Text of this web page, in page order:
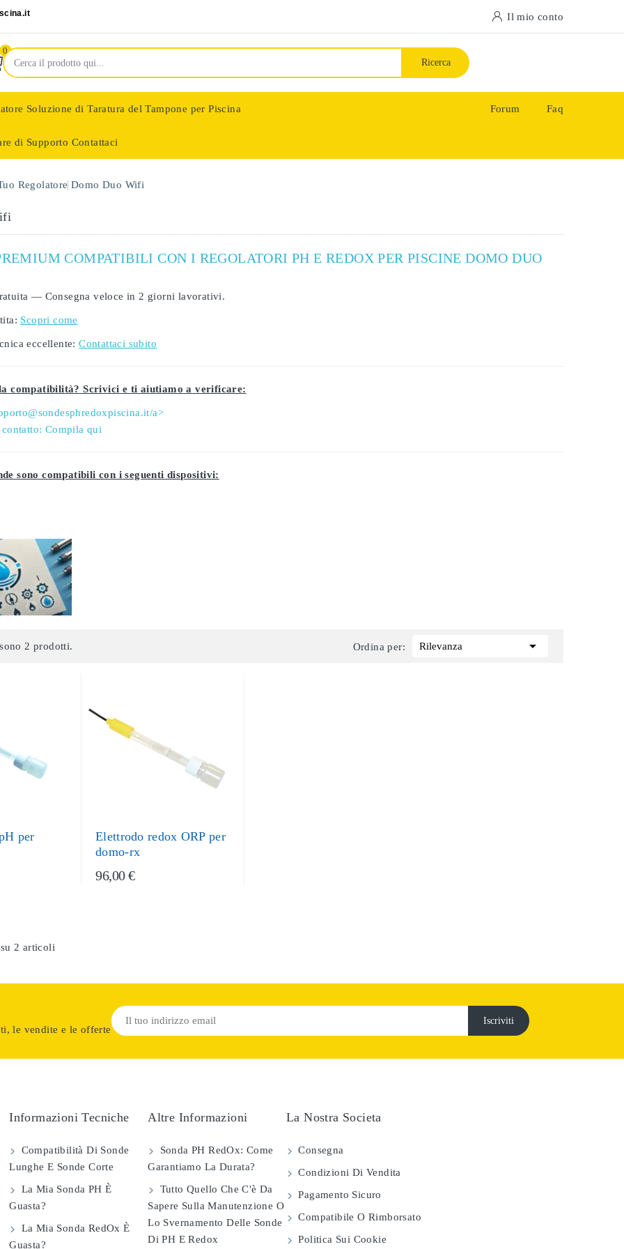
Il mio conto
0
Ricerca
Soluzione di Taratura del Tampone per Piscina
di Supporto Contattaci
Forum Faq
Regolatore Domo Duo Wifi
COMPATIBILI CON I REGOLATORI PH E REDOX PER PISCINE DOMO DUO
— Consegna veloce in 2 giorni lavorativi.
Scopri come
eccellente: Contattaci subito
compatibilità? Scrivici e ti aiutiamo a verificare:
a>
Compila qui
sono compatibili con i seguenti dispositivi:
2 prodotti. Ordina per: Rilevanza 
per
Elettrodo redox ORP per
domo-rx
96,00 €
2 articoli
le vendite e le offerte
Informazioni Tecniche
Compatibilità Di Sonde
Lunghe E Sonde Corte
La Mia Sonda PH È
Guasta?
La Mia Sonda RedOx È
Guasta?
Altre Informazioni
Sonda PH RedOx: Come
Garantiamo La Durata?
Tutto Quello Che C'è Da
Sapere Sulla Manutenzione O
Lo Svernamento Delle Sonde
Di PH E Redox
La Nostra Societa
Consegna
Condizioni Di Vendita
Pagamento Sicuro
Compatibile O Rimborsato
Politica Sui Cookie